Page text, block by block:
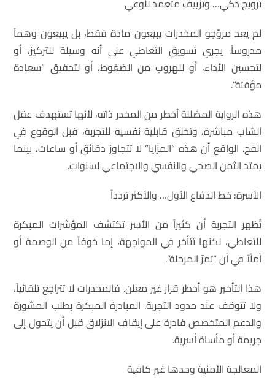
لم يعد مروّجو المخدرات يبيعون مادة فقط، بل يبيعون وهماً
مدروساً. يجري تسويق التعاطي على أنه وسيلة للتركيز، أو
لتحسين الأداء، أو للهروب من الضغوط، أو لتحقيق “سعادة
مؤقتة”.
هذه الرواية المضللة أخطر من المخدر ذاته، لأنها تستهدف عقل
الشاب مباشرة، وتخلق قابلية نفسية للتجربة، قبل الوقوع في
الفخ. الواقع أن هذه “المزايا” لا تتجاوز دقائق أو ساعات، بينما
يمتد الثمن الصحي والنفسي والاجتماعي لسنوات.
الأسرة: خط الدفاع الأول… والأكثر تردداً
تُظهر التجربة أن كثيراً من الأسر تكتشف المؤشرات المبكرة
للتعاطي، لكنها تتأخر في المواجهة، إما خوفاً من الوصمة أو
أملًاً في أن “تمرّ المرحلة”.
هذا التأخير هو أخطر قرار غير معلن. فالمخدرات لا تتراجع تلقائياً،
ولا تتوقف عند حدود التجربة. المبادرة المبكرة بطلب المشورة
والدعم المتخصص قادرة على إيقاف الانزلاق قبل أن يتحول إلى
جريمة أو مأساة أسرية.
المعالجة الأمنية وحدها غير كافية